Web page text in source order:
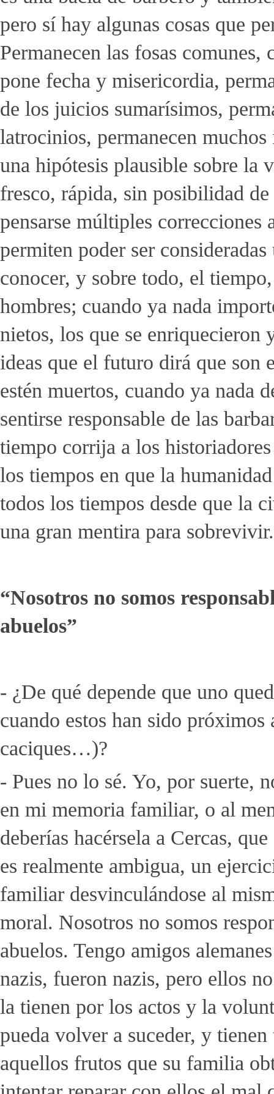
pero sí hay algunas cosas que
Permanecen las fosas
pone fecha y misericordia,
de los juicios sumarísimos,
latrocinios, permanecen
una hipótesis plausible sobre la
fresco, rápida, sin posibilidad
pensarse múltiples
permiten poder ser
conocer, y sobre todo, el
hombres; cuando ya nada
nietos, los que se enriquecieron
ideas que el futuro dirá que son
estén muertos, cuando ya nada
sentirse responsable de las
tiempo corrija a los
los tiempos en que la
todos los tiempos desde que la
una gran mentira para sobrevivir.
“Nosotros no somos
abuelos”
- ¿De qué depende que uno
cuando estos han sido
caciques…)?
- Pues no lo sé. Yo, por suerte,
en mi memoria familiar, o al
deberías hacérsela a Cercas,
es realmente ambigua, un
familiar desvinculándose al
moral. Nosotros no somos
abuelos. Tengo amigos
nazis, fueron nazis, pero ellos
la tienen por los actos y la
pueda volver a suceder, y
aquellos frutos que su familia